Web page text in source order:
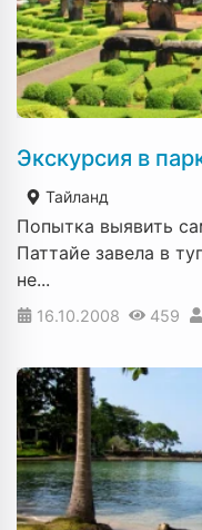
Экскурсия в
Тайланд
Попытка выявить
Паттайе завела в
не...
16.10.2008 459